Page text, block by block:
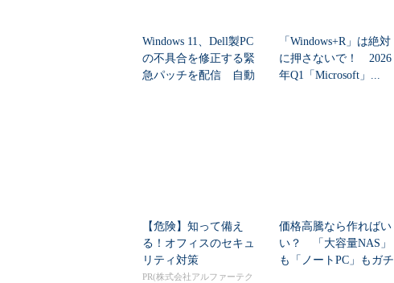
Windows 11、Dell製PC
の不具合を修正する緊
急パッチを配信 自動
「Windows+R」は絶対
に押さないで！ 2026
年Q1「Microsoft」...
【危険】知って備え
る！オフィスのセキュ
リティ対策
PR(株式会社アルファーテク
価格高騰なら作ればい
い？ 「大容量NAS」
も「ノートPC」もガチ